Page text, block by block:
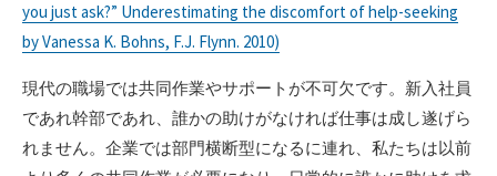
you just ask?” Underestimating the discomfort of help-seeking
by Vanessa K. Bohns, F.J. Flynn. 2010)
現代の職場では共同作業やサポートが不可欠です。新入社員
であれ幹部であれ、誰かの助けがなければ仕事は成し遂げら
れません。企業では部門横断型になるに連れ、私たちは以前